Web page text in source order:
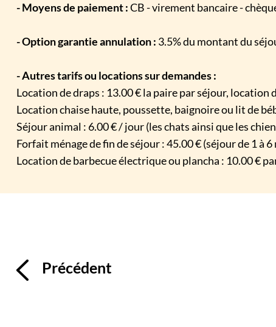
- Moyens de paiement :CB - virement bancaire -
- Option garantie annulation : 3.5% du montant du
- Autres tarifs ou locations sur demandes :
Location de draps : 13.00 € la paire par séjour,
Location chaise haute, poussette, baignoire ou lit de
Séjour animal : 6.00 € / jour (les chats ainsi que les
Forfait ménage de fin de séjour : 45.00 € (séjour de 1 à
Location de barbecue électrique ou plancha : 10.00 €
Précédent